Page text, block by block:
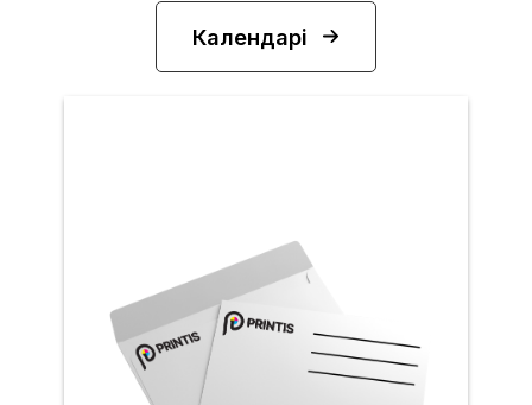
Календарі